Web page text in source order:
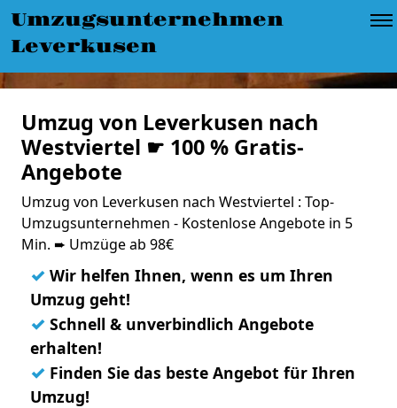
Umzugsunternehmen
Leverkusen
Umzug von Leverkusen nach
Westviertel ☛ 100 % Gratis-
Angebote
Umzug von Leverkusen nach Westviertel : Top-
Umzugsunternehmen - Kostenlose Angebote in 5
Min. ➨ Umzüge ab 98€
✓ Wir helfen Ihnen, wenn es um Ihren
Umzug geht!
✓ Schnell & unverbindlich Angebote
erhalten!
✓ Finden Sie das beste Angebot für Ihren
Umzug!